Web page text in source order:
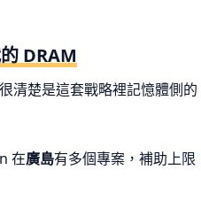
DRAM
很清楚是這套戰略裡記憶體側的
在廣島有多個專案，補助上限